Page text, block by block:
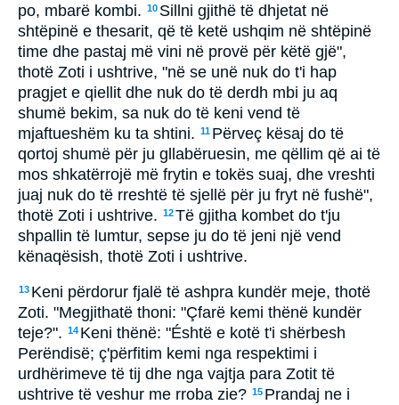
po, mbarë kombi. 10 Sillni gjithë të dhjetat në
shtëpinë e thesarit, që të ketë ushqim në shtëpinë
time dhe pastaj më vini në provë për këtë gjë",
thotë Zoti i ushtrive, "në se unë nuk do t'i hap
pragjet e qiellit dhe nuk do të derdh mbi ju aq
shumë bekim, sa nuk do të keni vend të
mjaftueshëm ku ta shtini. 11 Përveç kësaj do të
qortoj shumë për ju gllabëruesin, me qëllim që ai të
mos shkatërrojë më frytin e tokës suaj, dhe vreshti
juaj nuk do të rreshtë të sjellë për ju fryt në fushë",
thotë Zoti i ushtrive. 12Të gjitha kombet do t'ju
shpallin të lumtur, sepse ju do të jeni një vend
kënaqësish, thotë Zoti i ushtrive.
13 Keni përdorur fjalë të ashpra kundër meje, thotë
Zoti. "Megjithatë thoni: "Çfarë kemi thënë kundër
teje?". 14 Keni thënë: "Éshtë e kotë t'i shërbesh
Perëndisë; ç'përfitim kemi nga respektimi i
urdhërimeve të tij dhe nga vajtja para Zotit të
ushtrive të veshur me rroba zie? 15 Prandaj ne i